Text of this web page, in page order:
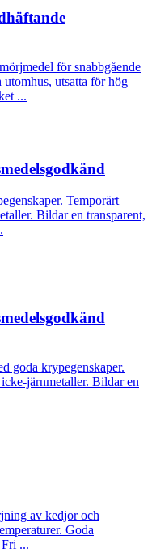
för snabbgående
utsatta för hög
...
Temporärt
Bildar en transparent,
goda krypegenskaper.
järnmetaller. Bildar en
av kedjor och
Goda
...